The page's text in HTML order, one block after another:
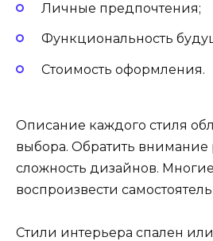
Личные предпочтения;
Функциональность
Стоимость оформления.
Описание каждого стиля
выбора. Обратить внимание
сложность дизайнов.
воспроизвести
Стили интерьера спален